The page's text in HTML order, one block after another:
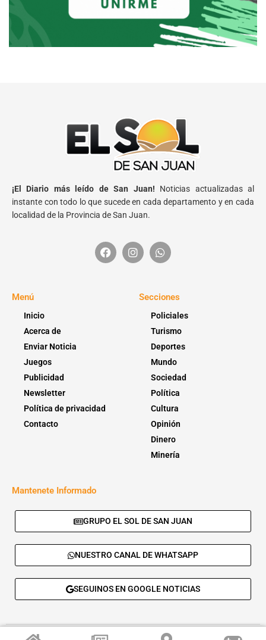
¡El Diario más leído de San Juan! Noticias actualizadas al
instante con todo lo que sucede en cada departamento y en cada
localidad de la Provincia de San Juan.
Menú
Inicio
Acerca de
Enviar Noticia
Juegos
Publicidad
Newsletter
Política de privacidad
Contacto
Secciones
Policiales
Turismo
Deportes
Mundo
Sociedad
Política
Cultura
Opinión
Dinero
Minería
Mantenete Informado
GRUPO EL SOL DE SAN JUAN
NUESTRO CANAL DE WHATSAPP
SEGUINOS EN GOOGLE NOTICIAS